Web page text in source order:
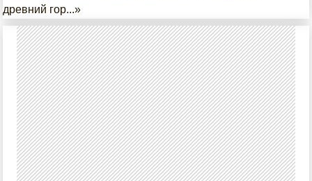
древний гор...»